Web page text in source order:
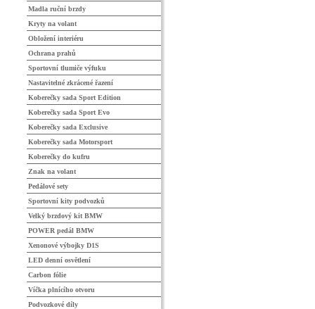
Madla ruční brzdy
Kryty na volant
Obložení interiéru
Ochrana prahů
Sportovní tlumiče výfuku
Nastavitelné zkrácené řazení
Koberečky sada Sport Edition
Koberečky sada Sport Evo
Koberečky sada Exclusive
Koberečky sada Motorsport
Koberečky do kufru
Znak na volant
Pedálové sety
Sportovní kity podvozků
Velký brzdový kit BMW
POWER pedál BMW
Xenonové výbojky D1S
LED denní osvětlení
Carbon fólie
Víčka plnícího otvoru
Podvozkové díly